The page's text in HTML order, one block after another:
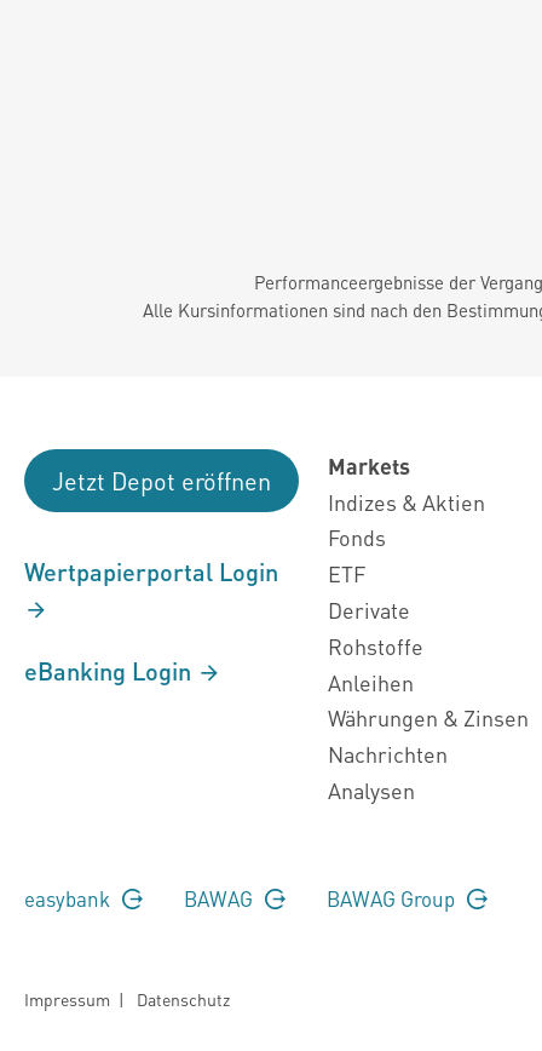
Performanceergebnisse der
Alle Kursinformationen sind nach den
Jetzt Depot eröffnen
Wertpapierportal Login
eBanking Login
Markets
Indizes & Aktien
Fonds
ETF
Derivate
Rohstoffe
Anleihen
Währungen & Zinsen
Nachrichten
Analysen
easybank BAWAG BAWAG Group
Impressum | Datenschutz